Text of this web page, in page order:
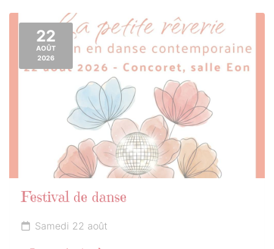
22
AOÛT
2026
Festival de danse
Samedi 22 août